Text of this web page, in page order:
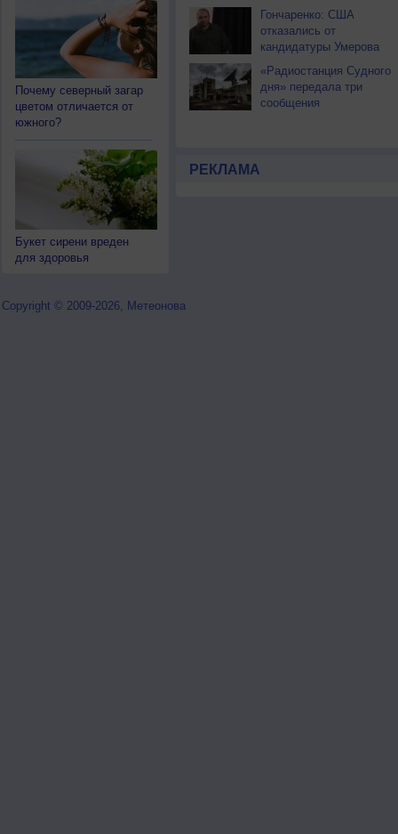
Почему северный загар
цветом отличается от
южного?
Букет сирени вреден
для здоровья
Гончаренко: США
отказались от
кандидатуры Умерова
«Радиостанция Судного
дня» передала три
сообщения
РЕКЛАМА
Copyright © 2009-2026, Метеонова